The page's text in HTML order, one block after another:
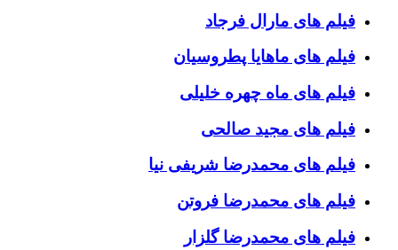
فیلم های مارال فرجاد
فیلم های ماهایا پطروسیان
فیلم های ماه چهره خلیلی
فیلم های مجید صالحی
فیلم های محمدرضا شریفی نیا
فیلم های محمدرضا فروتن
فیلم های محمدرضا گلزار